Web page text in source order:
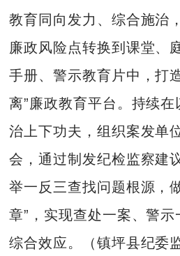
教育同向发力、综合施治
廉政风险点转换到课堂、
手册、警示教育片中，打
离”廉政教育平台。持续
治上下功夫，组织案发单
会，通过制发纪检监察建
举一反三查找问题根源，
章”，实现查处一案、警
综合效应。（镇坪县纪委